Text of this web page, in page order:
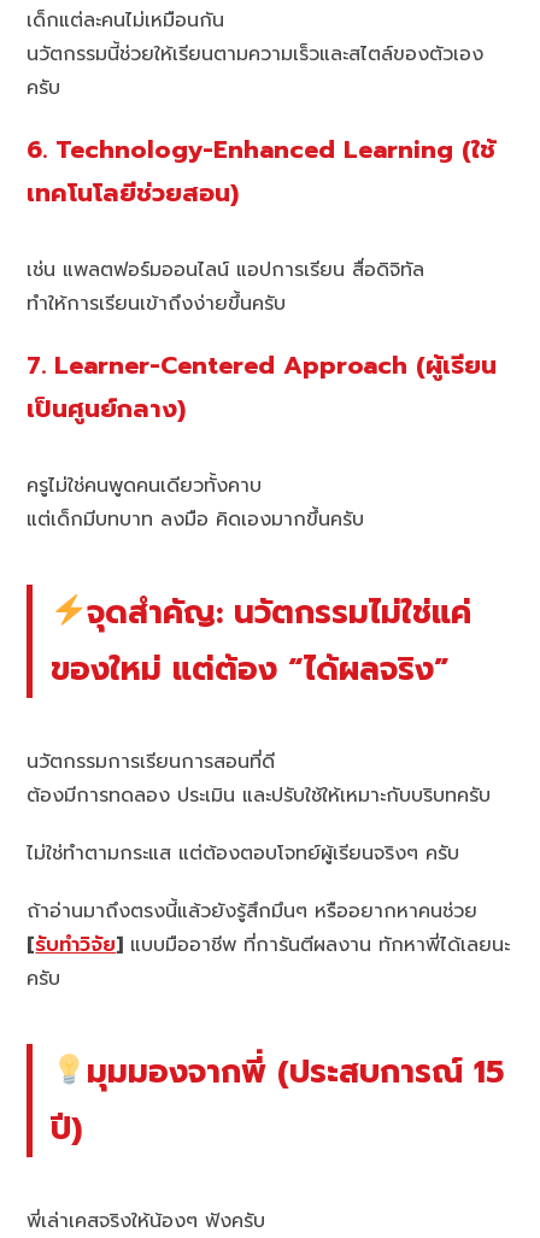
เด็กแต่ละคนไม่เหมือนกัน
นวัตกรรมนี้ช่วยให้เรียนตามความเร็วและสไตล์ของตัวเอง
ครับ
6. Technology-Enhanced Learning (ใช้
เทคโนโลยีช่วยสอน)
เช่น แพลตฟอร์มออนไลน์ แอปการเรียน สื่อดิจิทัล
ทำให้การเรียนเข้าถึงง่ายขึ้นครับ
7. Learner-Centered Approach (ผู้เรียน
เป็นศูนย์กลาง)
ครูไม่ใช่คนพูดคนเดียวทั้งคาบ
แต่เด็กมีบทบาท ลงมือ คิดเองมากขึ้นครับ
จุดสำคัญ: นวัตกรรมไม่ใช่แค่
ของใหม่ แต่ต้อง “ได้ผลจริง”
นวัตกรรมการเรียนการสอนที่ดี
ต้องมีการทดลอง ประเมิน และปรับใช้ให้เหมาะกับบริบทครับ
ไม่ใช่ทำตามกระแส แต่ต้องตอบโจทย์ผู้เรียนจริงๆ ครับ
ถ้าอ่านมาถึงตรงนี้แล้วยังรู้สึกมึนๆ หรืออยากหาคนช่วย
[รับทำวิจัย] แบบมืออาชีพ ที่การันตีผลงาน ทักหาพี่ได้เลยนะ
ครับ
มุมมองจากพี่ (ประสบการณ์ 15
ปี)
พี่เล่าเคสจริงให้น้องๆ ฟังครับ